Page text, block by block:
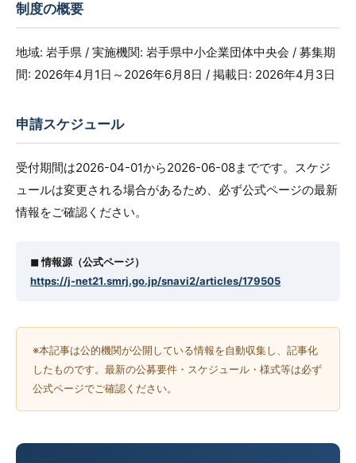
制度の概要
地域: 岩手県 / 実施機関: 岩手県中小企業団体中央会 / 募集期
間: 2026年4月1日～2026年6月8日 / 掲載日: 2026年4月3日
申請スケジュール
受付期間は2026-04-01から2026-06-08までです。スケジ
ュールは変更される場合があるため、必ず公式ページの最新
情報をご確認ください。
◼︎ 情報源（公式ページ）
https://j-net21.smrj.go.jp/snavi2/articles/179505
※本記事は公的機関が公開している情報を自動収集し、記事化
したものです。最新の公募要件・スケジュール・様式等は必ず
公式ページでご確認ください。